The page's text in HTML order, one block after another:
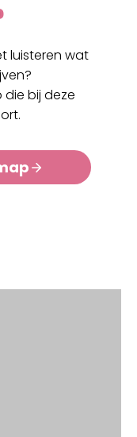
luisteren wat
bij deze